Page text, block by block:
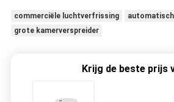
commerciële luchtverfrissing
grote kamerverspreider
Krijg de beste prijs